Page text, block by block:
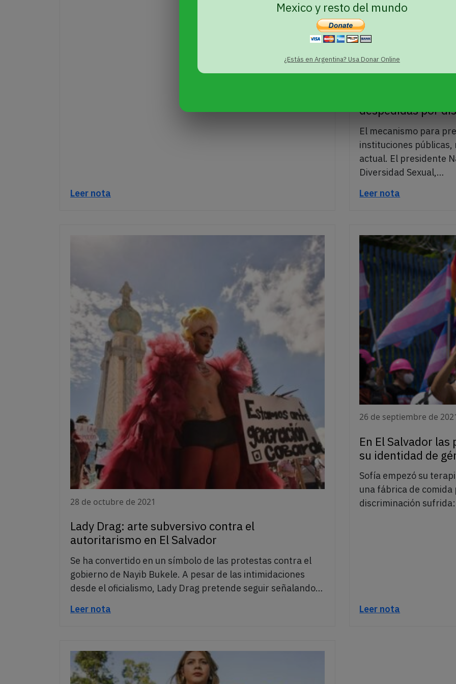
Mexico y resto del mundo
¿Estás en Argentina? Usa Donar Online
Leer nota
29 de noviembre de 2021
despedidas por
El mecanismo para
instituciones
actual. El presidente
Diversidad Sexual,…
Leer nota
28 de octubre de 2021
Lady Drag: arte subversivo contra el
autoritarismo en El Salvador
Se ha convertido en un símbolo de las protestas contra el
gobierno de Nayib Bukele. A pesar de las intimidaciones
desde el oficialismo, Lady Drag pretende seguir señalando…
Leer nota
26 de septiembre de
En El Salvador
su identidad de
Sofía empezó su
una fábrica de
discriminación
Leer nota